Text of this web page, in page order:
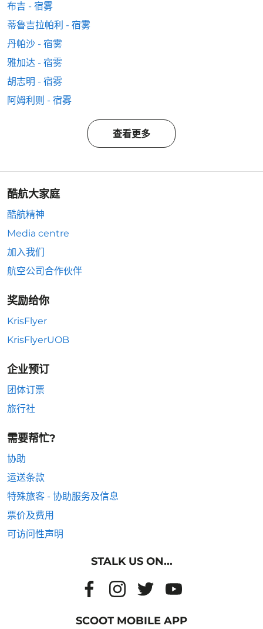
布吉 - 宿雾
蒂魯吉拉帕利 - 宿雾
丹帕沙 - 宿雾
雅加达 - 宿雾
胡志明 - 宿雾
阿姆利则 - 宿雾
查看更多
酷航大家庭
酷航精神
Media centre
加入我们
航空公司合作伙伴
奖励给你
KrisFlyer
KrisFlyerUOB
企业预订
团体订票
旅行社
需要帮忙?
协助
运送条款
特殊旅客 - 协助服务及信息
票价及费用
可访问性声明
STALK US ON...
SCOOT MOBILE APP